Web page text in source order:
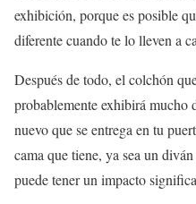
exhibición, porque es posible
diferente cuando te lo lleven a
Después de todo, el colchón
probablemente exhibirá mucho
nuevo que se entrega en tu
cama que tiene, ya sea un
puede tener un impacto